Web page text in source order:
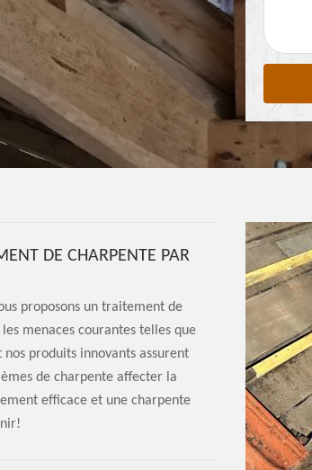
DE CHARPENTE PAR
proposons un traitement de
menaces courantes telles que
produits innovants assurent
de charpente affecter la
efficace et une charpente